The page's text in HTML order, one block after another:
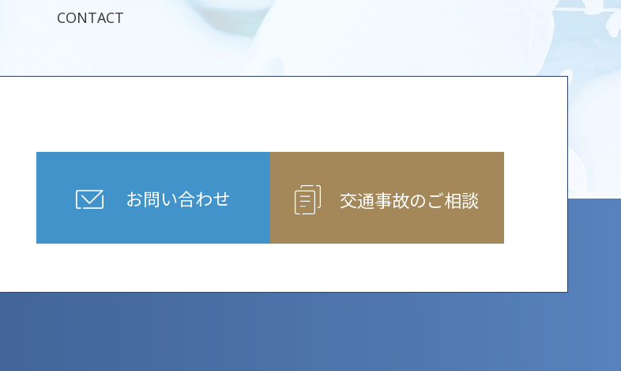
CONTACT
お問い合わせ 交通事故のご相談